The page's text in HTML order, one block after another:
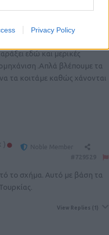
Privacy Policy
εδώ και μερικές
.Απλά βλέπουμε τα
τα κοιτάμε καθώς χάνονται
Noble Member
το σχήμα. Αυτό με βάση τα
View Replies (1)